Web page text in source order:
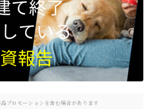
プロモーションを含む場合があります